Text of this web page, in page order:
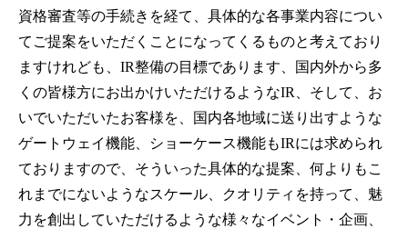
資格審査等の手続きを経て、具体的な各事業内容につい
てご提案をいただくことになってくるものと考えており
ますけれども、IR整備の目標であります、国内外から多
くの皆様方にお出かけいただけるようなIR、そして、お
いでいただいたお客様を、国内各地域に送り出すような
ゲートウェイ機能、ショーケース機能もIRには求められ
ておりますので、そういった具体的な提案、何よりもこ
れまでにないようなスケール、クオリティを持って、魅
力を創出していただけるような様々なイベント・企画、